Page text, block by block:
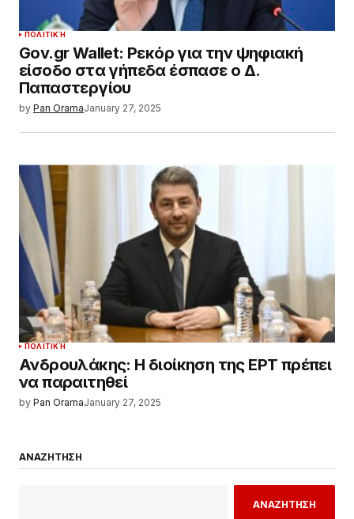
ΠΟΛΙΤΙΚΉ
Gov.gr Wallet: Ρεκόρ για την ψηφιακή
είσοδο στα γήπεδα έσπασε ο Δ.
Παπαστεργίου
by Pan OramaJanuary 27, 2025
ΠΟΛΙΤΙΚΉ
Ανδρουλάκης: Η διοίκηση της ΕΡΤ πρέπει
να παραιτηθεί
by Pan OramaJanuary 27, 2025
ΑΝΑΖΗΤΗΣΗ
ΑΝΑΖΗΤΗΣΗ